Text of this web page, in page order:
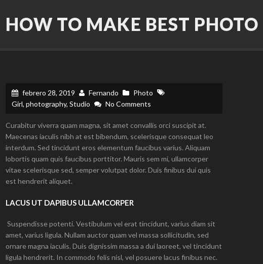
HOW TO MAKE BEST PHOTO
febrero 28, 2019 Fernando
Photo
Girl, photography, Studio No Comments
Curabitur viverra quam magna, sit amet convallis orci suscipit at.
Maecenas iaculis nibh at est bibendum, scelerisque consequat leo
interdum. Sed tincidunt eros elementum faucibus varius. Aliquam
lobortis quam quis faucibus porttitor. Mauris sem mi, ullamcorper
vitae scelerisque sed, semper volutpat dolor. Duis finibus dui quis
est hendrerit aliquet.
LACUS UT DAPIBUS ULLAMCORPER
Suspendisse potenti. Vestibulum vel erat tincidunt, varius diam sit
amet, varius ligula. Nullam auctor quam vel massa sollicitudin, sed
ornare magna iaculis. Duis dignissim massa a dui laoreet, vel tincidunt
ligula hendrerit. In commodo felis nisl, vel posuere lacus finibus nec.